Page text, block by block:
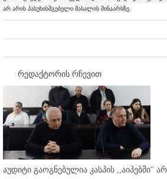
არ არის პასუხისმგებელი მასალის შინაარსზე.
რედაქტორის რჩევით
აუდიტი გაოგნებულია კასპის ,,აიპებში''